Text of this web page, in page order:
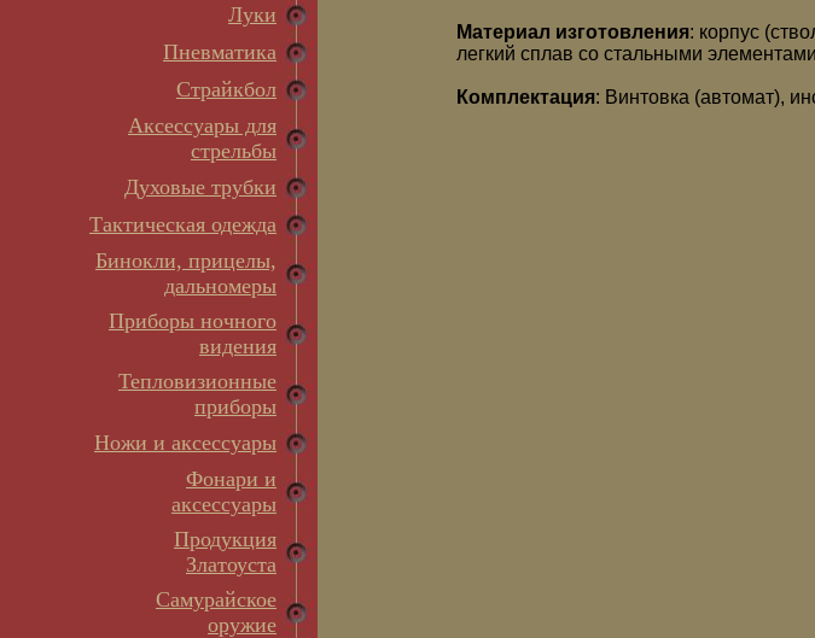
Луки
Пневматика
Страйкбол
Аксессуары для
стрельбы
Духовые трубки
Тактическая одежда
Бинокли, прицелы,
дальномеры
Приборы ночного
видения
Тепловизионные
приборы
Ножи и аксессуары
Фонари и
аксессуары
Продукция
Златоуста
Самурайское
оружие
Материал изготовления: корпус
легкий сплав со стальными элементами
Комплектация: Винтовка (автомат),